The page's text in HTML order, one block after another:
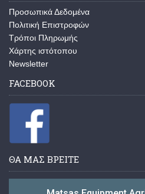
Προσωπικά Δεδομένα
Πολιτική Επιστροφών
Τρόποι Πληρωμής
Χάρτης ιστότοπου
Newsletter
FACEBOOK
ΘΑ ΜΑΣ ΒΡΕΙΤΕ